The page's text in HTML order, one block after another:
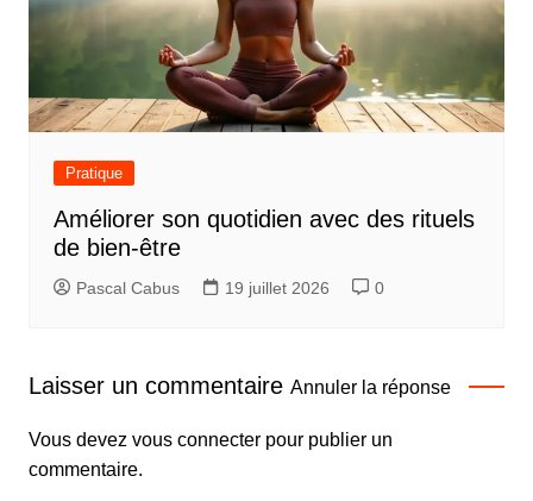
Pratique
Améliorer son quotidien avec des rituels
de bien-être
Pascal Cabus 19 juillet 2026 0
Laisser un commentaire Annuler la réponse
Vous devez vous connecterpour publier un
commentaire.